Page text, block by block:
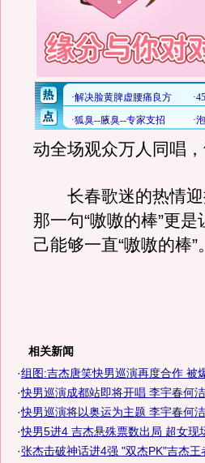
动全场观众万人同唱，
长春歌迷的热情迎
那一句“嗷嗷的棒”更
己能够一直“嗷嗷的棒”。
相关新闻
·组图:吉杰唐笑快男巡演再度合作 被
·快男巡演成都站即将开唱 李宇春何
·快男巡演将以奥运为主题 李宇春何洁
·快男5进4 吉杰悬殊票数出局 超女现
·张杰击破神话进4强 "双杰PK"吉杰王